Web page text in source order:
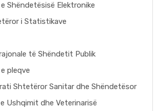
Shëndetësisë Elektronike
i Statistikave
të Shëndetit Publik
pleqve
Shtetëror Sanitar dhe Shëndetësor
Ushqimit dhe Veterinarisë